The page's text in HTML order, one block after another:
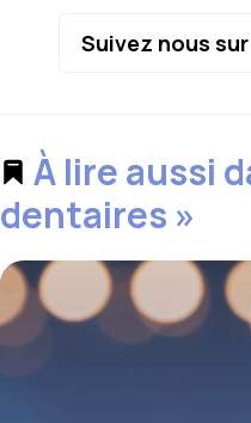
Suivez nous
À lire aussi
dentaires »